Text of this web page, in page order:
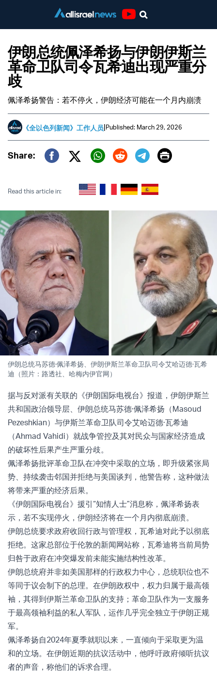
伊朗总统佩泽希扬与伊朗伊斯兰
革命卫队司令瓦希迪出现严重分
歧
佩泽希扬警告：若不停火，伊朗经济可能在一个月内崩溃
《全以色列新闻》工作人员|Published: March 29, 2026
Share:
Twitter (X)
Print
Read this article in:
伊朗总统马苏德·佩泽希扬、伊朗伊斯兰革命卫队司令艾哈迈德·瓦希
迪（照片：路透社、哈梅内伊官网）
据与反对派有关联的《伊朗国际电视台》报道，伊朗伊斯兰
共和国政治领导层、伊朗总统马苏德·佩泽希扬（Masoud
Pezeshkian）与伊斯兰革命卫队司令艾哈迈德·瓦希迪
（Ahmad Vahidi）就战争管控及其对民众与国家经济造成
的破坏性后果产生严重分歧。
佩泽希扬批评革命卫队在冲突中采取的立场，即升级紧张局
势、持续袭击邻国并拒绝与美国谈判，他警告称，这种做法
将带来严重的经济后果。
《伊朗国际电视台》援引“知情人士”消息称，佩泽希扬表
示，若不实现停火，伊朗经济将在一个月内彻底崩溃。
伊朗总统要求政府收回行政与管理权，瓦希迪对此予以彻底
拒绝。这家总部位于伦敦的新闻网站称，瓦希迪将当前局势
归咎于政府在冲突爆发前未能实施结构性改革。
伊朗总统府并非如美国那样的行政权力中心，总统职位也不
等同于议会制下的总理。在伊朗政权中，权力归属于最高领
袖，其得到伊斯兰革命卫队的支持；革命卫队作为一支服务
于最高领袖利益的私人军队，运作几乎完全独立于伊朗正规
军。
佩泽希扬自2024年夏季就职以来，一直倾向于采取更为温
和的立场。在伊朗近期的抗议活动中，他呼吁政府倾听抗议
者的声音，称他们的诉求合理。